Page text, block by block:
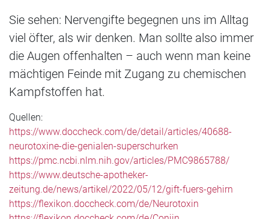
Sie sehen: Nervengifte begegnen uns im Alltag
viel öfter, als wir denken. Man sollte also immer
die Augen offenhalten – auch wenn man keine
mächtigen Feinde mit Zugang zu chemischen
Kampfstoffen hat.
Quellen:
https://www.doccheck.com/de/detail/articles/40688-
neurotoxine-die-genialen-superschurken
https://pmc.ncbi.nlm.nih.gov/articles/PMC9865788/
https://www.deutsche-apotheker-
zeitung.de/news/artikel/2022/05/12/gift-fuers-gehirn
https://flexikon.doccheck.com/de/Neurotoxin